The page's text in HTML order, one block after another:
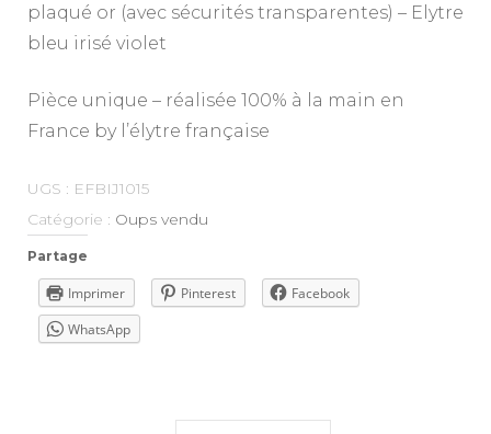
plaqué or (avec sécurités transparentes) – Elytre
bleu irisé violet
Pièce unique – réalisée 100% à la main en
France by l’élytre française
UGS : EFBIJ1015
Catégorie : Oups vendu
Partage
Imprimer Pinterest
Facebook
WhatsApp